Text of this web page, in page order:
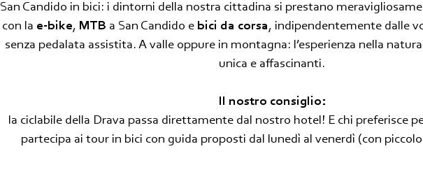
Fondo
Ciaspolate, escursioni sulla neve,
scialpinismo
San Candido in bici: i dintorni della nostra cittadina si prestano
con la e-bike, MTB a San Candido e bici da corsa, indipendentemente dalle
senza pedalata assistita. A valle oppure in montagna: l’esperienza nella
unica e affascinanti.
Il nostro consiglio:
la ciclabile della Drava passa direttamente dal nostro hotel! E chi preferisce
partecipa ai tour in bici con guida proposti dal lunedì al venerdì (con